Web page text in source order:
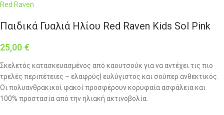
Red Raven
Παιδικά Γυαλιά Ηλίου Red Raven Kids Sol Pink
25,00 €
Σκελετός κατασκευασμένος από καουτσούκ για να αντέχει τις πιο
τρελές περιπέτειες – ελαφρύς| ευλύγιστος και σούπερ ανθεκτικός.
Οι πολυανθρακικοί φακοί προσφέρουν κορυφαία ασφάλεια και
100% προστασία από την ηλιακή ακτινοβολία.